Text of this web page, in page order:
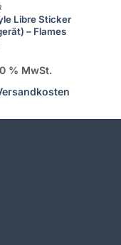
Libre Sticker
– Flames
% MwSt.